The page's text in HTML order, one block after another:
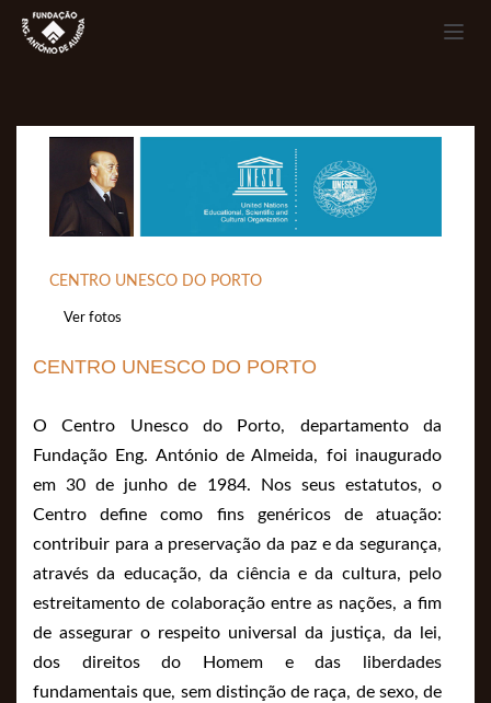
Toggle
CENTRO UNESCO DO PORTO
Ver fotos
CENTRO UNESCO DO PORTO
O Centro Unesco do Porto, departamento da
Fundação Eng. António de Almeida, foi inaugurado
em 30 de junho de 1984. Nos seus estatutos, o
Centro define como fins genéricos de atuação:
contribuir para a preservação da paz e da segurança,
através da educação, da ciência e da cultura, pelo
estreitamento de colaboração entre as nações, a fim
de assegurar o respeito universal da justiça, da lei,
dos direitos do Homem e das liberdades
fundamentais que, sem distinção de raça, de sexo, de